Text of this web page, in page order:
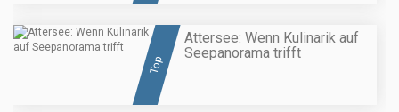
Top
Attersee: Wenn Kulinarik auf
Seepanorama trifft